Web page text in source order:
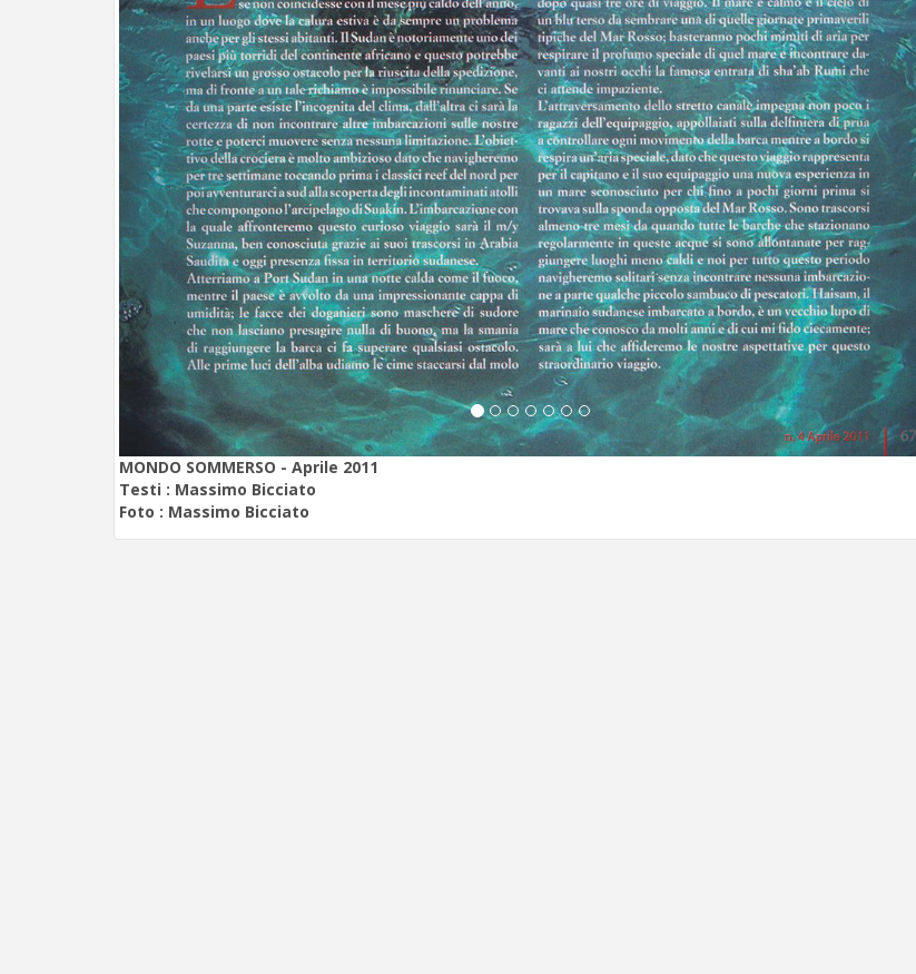
MONDO SOMMERSO - Aprile 2011
Testi : Massimo Bicciato
Foto : Massimo Bicciato